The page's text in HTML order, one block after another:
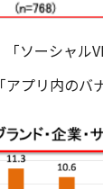
ソーシャ
プリ内のバ